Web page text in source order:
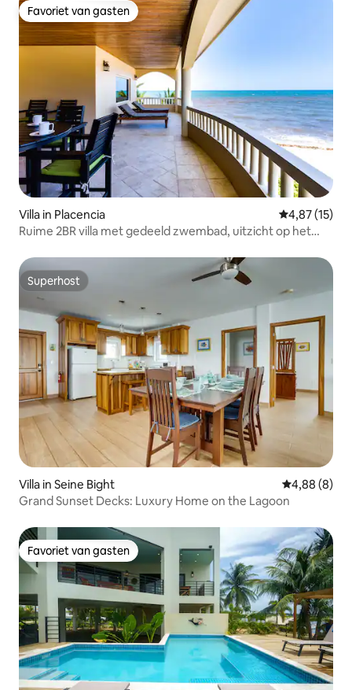
Favoriet van gasten
Favoriet van gasten
Villa in Placencia Gemiddelde
4,87 (15)
Ruime 2BR villa met gedeeld zwembad, uitzicht op het
Superhost
Superhost
Villa in Seine Bight Gemiddelde
4,88 (8)
Grand Sunset Decks: Luxury Home on the Lagoon
Favoriet van gasten
Favoriet van gasten